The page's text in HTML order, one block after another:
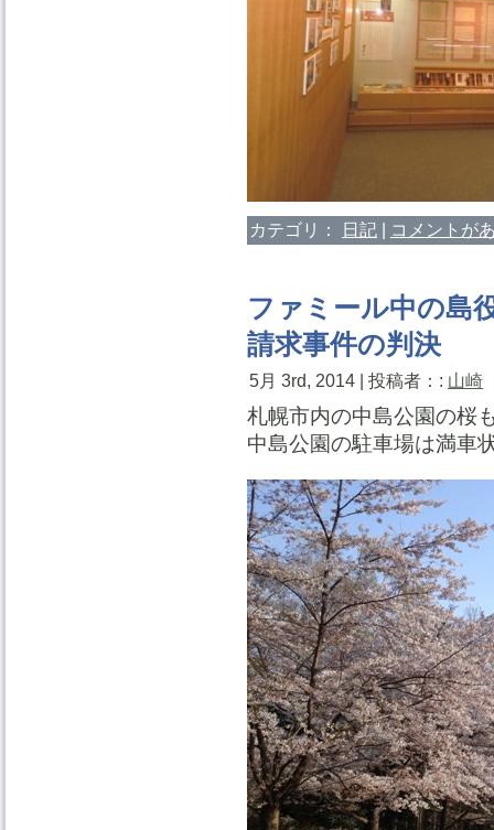
カテゴリ： 日記 コメントが
ファミール中の島
請求事件の判決
5月 3rd, 2014 | 投稿者：: 山崎
札幌市内の中島公園の桜
中島公園の駐車場は満車